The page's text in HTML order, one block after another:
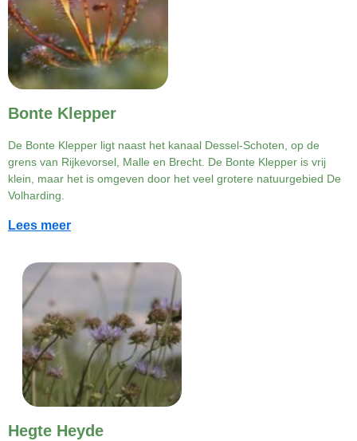
Bonte Klepper
De Bonte Klepper ligt naast het kanaal Dessel-Schoten, op de
grens van Rijkevorsel, Malle en Brecht. De Bonte Klepper is vrij
klein, maar het is omgeven door het veel grotere natuurgebied De
Volharding.
Lees meer
Hegte Heyde